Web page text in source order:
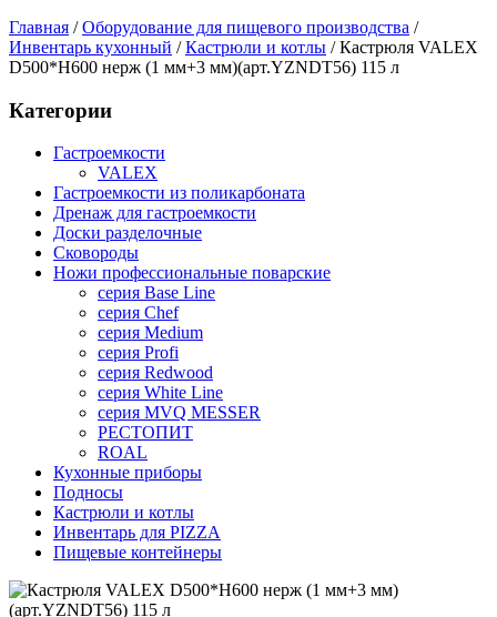
Главная / Оборудование для пищевого производства /
Инвентарь кухонный / Кастрюли и котлы / Кастрюля VALEX
D500*H600 нерж (1 мм+3 мм)(арт.YZNDT56) 115 л
Категории
Гастроемкости
VALEX
Гастроемкости из поликарбоната
Дренаж для гастроемкости
Доски разделочные
Сковороды
Ножи профессиональные поварские
серия Base Line
серия Chef
серия Medium
серия Profi
серия Redwood
серия White Line
серия MVQ MESSER
РЕСТОПИТ
ROAL
Кухонные приборы
Подносы
Кастрюли и котлы
Инвентарь для PIZZA
Пищевые контейнеры